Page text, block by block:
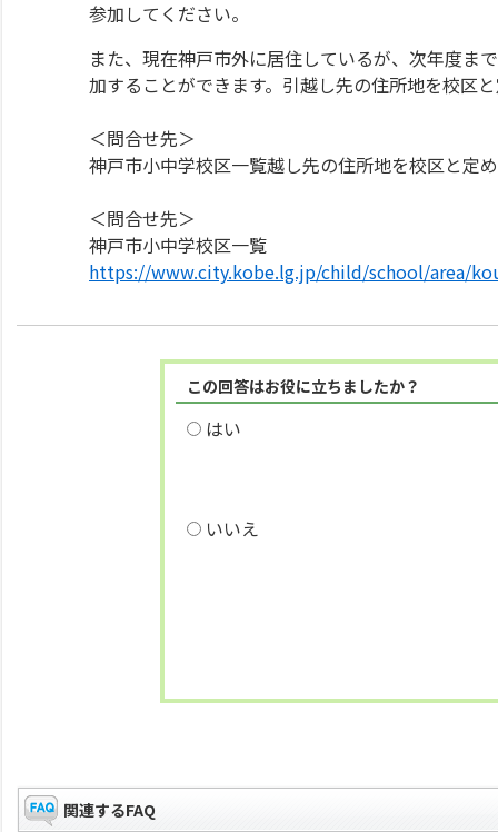
参加してください。
また、現在神戸市外に居住しているが、次年度ま
加することができます。引越し先の住所地を校区
＜問合せ先＞
神戸市小中学校区一覧越し先の住所地を校区と定
＜問合せ先＞
神戸市小中学校区一覧
https://www.city.kobe.lg.jp/child/school/area/
この回答はお役に立ちましたか？
はい
いいえ
関連するFAQ